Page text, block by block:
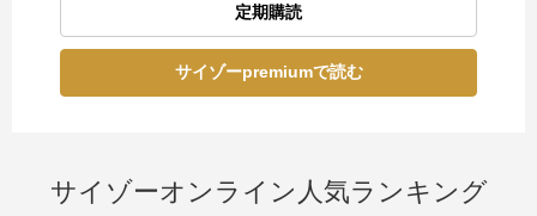
定期購読
サイゾーpremiumで読む
サイゾーオンライン人気ランキング